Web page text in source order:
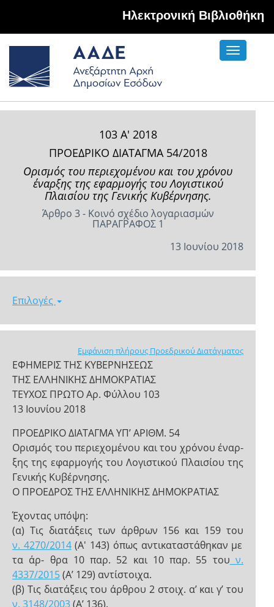
Hλεκτρονική Βιβλιοθήκη
Toggle
103 Α' 2018
ΠΡΟΕΔΡΙΚΟ ΔΙΑΤΑΓΜΑ 54/2018
Oρισμός του περιεχομένου και του χρόνου
έναρξης της εφαρμογής του Λογιστικού
Πλαισίου της Γενικής Κυβέρνησης.
Άρθρο 3 - Κοινό σχέδιο λογαριασμών
ΠΑΡΑΓΡΑΦΟΣ 1
13 Ιουνίου 2018
Επιλογές
Εμφάνιση πλήρους Προεδρικού Διατάγματος
ΕΦΗΜΕΡΙΣ ΤΗΣ ΚΥΒΕΡΝΗΣΕΩΣ
ΤΗΣ ΕΛΛΗΝΙΚΗΣ ΔΗΜΟΚΡΑΤΙΑΣ
ΤΕΥΧΟΣ ΠΡΩΤΟ Αρ. Φύλλου 103
13 Ιουνίου 2018
ΠΡΟΕΔΡΙΚΟ ΔΙΑΤΑΓΜΑ ΥΠ’ ΑΡΙΘΜ. 54
Oρισμός του περιεχομένου και του χρόνου έναρ-
ξης της εφαρμογής του Λογιστικού Πλαισίου της
Γενικής Κυβέρνησης.
Ο ΠΡΟΕΔΡΟΣ ΤΗΣ ΕΛΛΗΝΙΚΗΣ ΔΗΜΟΚΡΑΤΙΑΣ
Έχοντας υπόψη:
(α) Τις διατάξεις των άρθρων 156 και 159 του
ν. 4270/2014(Α' 143) όπως αντικαταστάθηκαν με
τα άρ- θρα 10 παρ. 52 και 10 παρ. 55 του ν.
4337/2015(Α’ 129) αντίστοιχα.
(β) Τις διατάξεις του άρθρου 2 στοιχ. α’ και γ’ του
ν. 3148/2003(Α’ 136).